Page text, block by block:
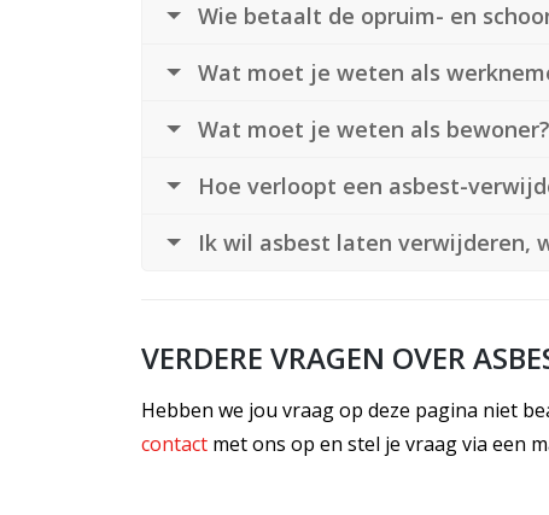
Wie betaalt de opruim- en
Wat moet je weten als
Wat moet je weten als bewoner?
Hoe verloopt een asbest-
Ik wil asbest laten verwijderen,
VERDERE VRAGEN OVER
Hebben we jou vraag op deze pagina niet
contact met ons op en stel je vraag via een